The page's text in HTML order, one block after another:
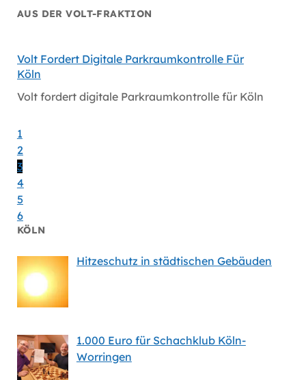
AUS DER VOLT-FRAKTION
Volt Fordert Digitale Parkraumkontrolle Für
Köln
Volt fordert digitale Parkraumkontrolle für Köln
1
2
3
4
5
6
KÖLN
Hitzeschutz in städtischen Gebäuden
1.000 Euro für Schachklub Köln-
Worringen